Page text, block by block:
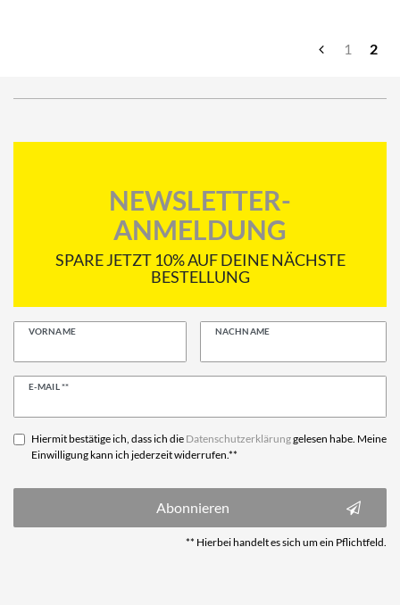
1 2
NEWSLETTER-
ANMELDUNG
SPARE JETZT 10% AUF DEINE NÄCHSTE
BESTELLUNG
VORNAME NACHNAME
E-MAIL **
Newsletter
Hiermit bestätige ich, dass ich die Daten­schutz­erklärunggelesen habe. Meine
Einwilligung kann ich jederzeit widerrufen.**
Abonnieren
** Hierbei handelt es sich um ein Pflichtfeld.